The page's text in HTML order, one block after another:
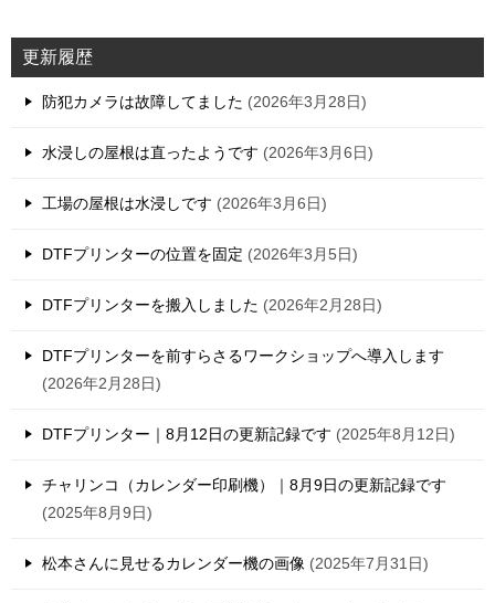
更新履歴
防犯カメラは故障してました 2026年3月28日
水浸しの屋根は直ったようです 2026年3月6日
工場の屋根は水浸しです 2026年3月6日
DTFプリンターの位置を固定 2026年3月5日
DTFプリンターを搬入しました 2026年2月28日
DTFプリンターを前すらさるワークショップへ導入します
2026年2月28日
DTFプリンター｜8月12日の更新記録です 2025年8月12日
チャリンコ（カレンダー印刷機）｜8月9日の更新記録です
2025年8月9日
松本さんに見せるカレンダー機の画像 2025年7月31日